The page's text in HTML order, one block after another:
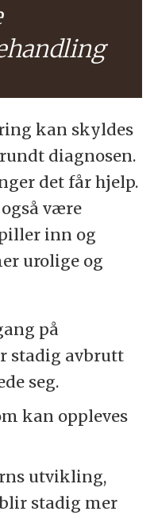
kan skyldes
diagnosen.
det får hjelp.
være
inn og
urolige og
på
stadig avbrutt
seg.
kan oppleves
utvikling,
stadig mer